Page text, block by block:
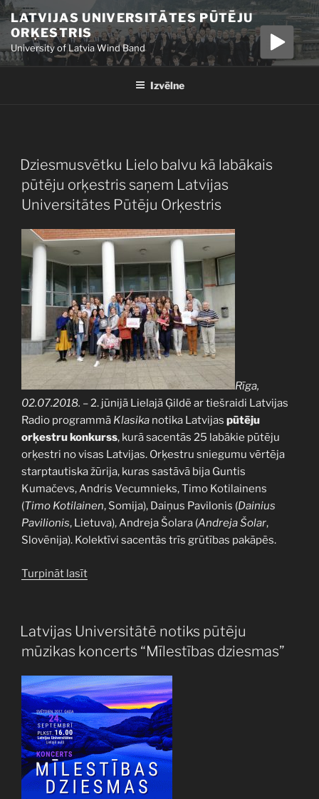
Doties
uz
saturu
LATVIJAS UNIVERSITĀTES PŪTĒJU
ORĶESTRIS
University of Latvia Wind Band
Izvēlne
PUBLICĒTS
Dziesmusvētku Lielo balvu kā labākais
pūtēju orķestris saņem Latvijas
Universitātes Pūtēju Orķestris
Rīga,
02.07.2018. – 2. jūnijā Lielajā Ģildē ar tiešraidi Latvijas
Radio programmā Klasika notika Latvijas pūtēju
orķestru konkurss, kurā sacentās 25 labākie pūtēju
orķestri no visas Latvijas. Orķestru sniegumu vērtēja
starptautiska žūrija, kuras sastāvā bija Guntis
Kumačevs, Andris Vecumnieks, Timo Kotilainens
(Timo Kotilainen, Somija), Daiņus Pavilonis (Dainius
Pavilionis, Lietuva), Andreja Šolara (Andreja Šolar,
Slovēnija). Kolektīvi sacentās trīs grūtības pakāpēs.
Turpināt lasīt“Dziesmusvētku
kā
labākais
pūtēju
orķestris
saņem
Latvijas
Universitātes
Pūtēju
Orķestris”
PUBLICĒTS
Latvijas Universitātē notiks pūtēju
mūzikas koncerts “Mīlestības dziesmas”